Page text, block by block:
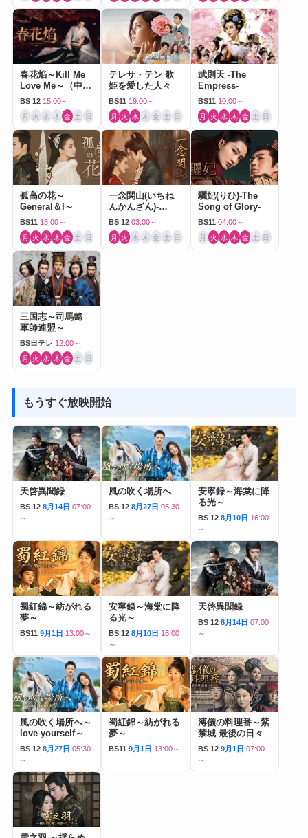
春花焔～Kill Me
Love Me～（中国
ドラマ）
BS 12 15:00～
月 火 水 木 金 土 日
テレサ・テン 歌
姫を愛した人々
BS11 19:00～
月 火 水 木 金 土 日
武則天 -The
Empress-
BS11 10:00～
月 火 水 木 金 土 日
孤高の花～
General＆I～
BS11 13:00～
月 火 水 木 金 土 日
一念関山(いちね
んかんざん)-
Journey to Love-
BS 12 03:00～
月 火 水 木 金 土 日
驪妃(りひ)-The
Song of Glory-
BS11 04:00～
月 火 水 木 金 土 日
三国志～司馬懿
軍師連盟～
BS日テレ 12:00～
月 火 水 木 金 土 日
もうすぐ放映開始
天啓異聞録
BS 12 8月14日 07:00
～
風の吹く場所へ
BS 12 8月27日 05:30
～
安寧録～海棠に降
る光～
BS 12 8月10日 16:00
～
蜀紅錦～紡がれる
夢～
BS11 9月1日 13:00～
安寧録～海棠に降
る光～
BS 12 8月10日 16:00
～
天啓異聞録
BS 12 8月14日 07:00
～
風の吹く場所へ～
love yourself～
BS 12 8月27日 05:30
～
蜀紅錦～紡がれる
夢～
BS11 9月1日 13:00～
溥儀の料理番～紫
禁城 最後の日々
BS 12 9月1日 07:00
～